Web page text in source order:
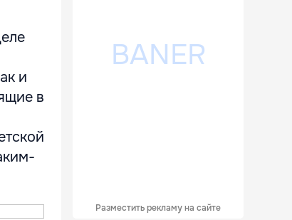
и
в
Разместить рекламу на сайте